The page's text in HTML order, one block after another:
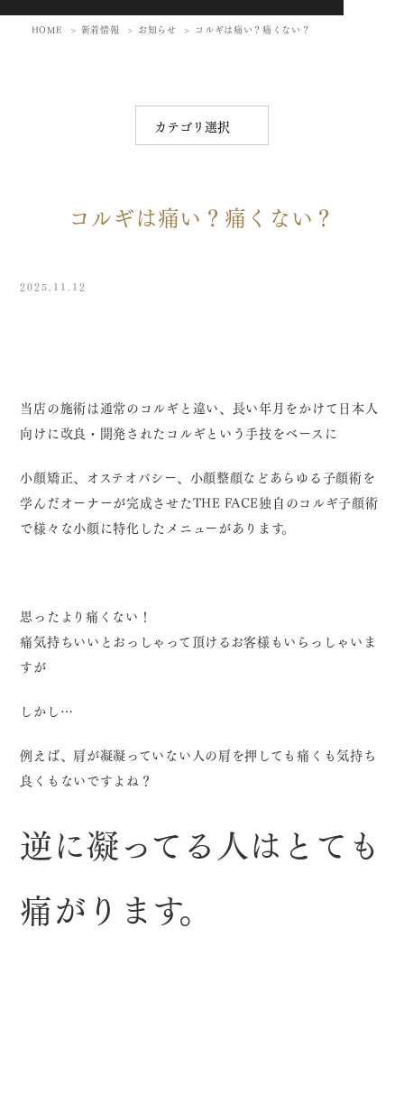
HOME 新着情報 お知らせ コルギは痛い？痛くない？
コルギは痛い？痛くない？
2025.11.12
当店の施術は通常のコルギと違い、長い年月をかけて日本人
向けに改良・開発されたコルギという手技をベースに
小顔矯正、オステオパシー、小顔整顔などあらゆる子顔術を
学んだオーナーが完成させたTHE FACE独自のコルギ子顔術
で様々な小顔に特化したメニューがあります。
思ったより痛くない！
痛気持ちいいとおっしゃって頂けるお客様もいらっしゃいま
すが
しかし…
例えば、肩が凝凝っていない人の肩を押しても痛くも気持ち
良くもないですよね？
逆に凝ってる人はとても
痛がります。